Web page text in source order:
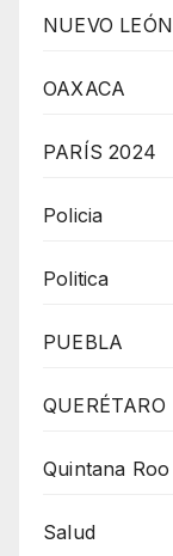
NUEVO LEÓN
OAXACA
PARÍS 2024
Policia
Politica
PUEBLA
QUERÉTARO
Quintana Roo
Salud